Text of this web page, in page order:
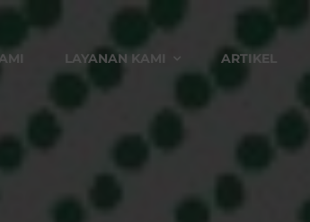
LAYANAN KAMI ARTIKEL